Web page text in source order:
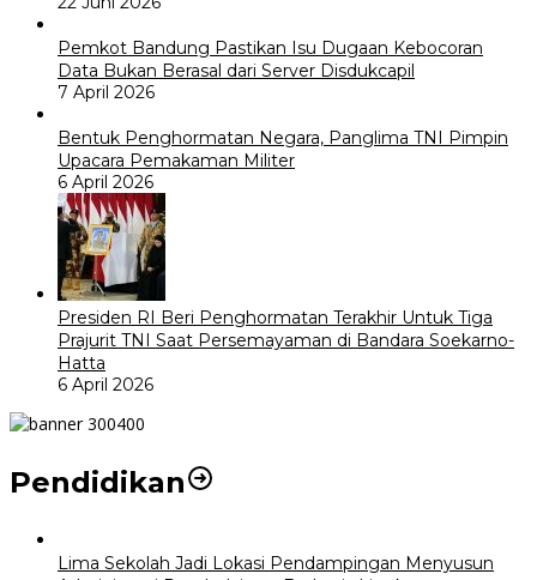
Pemkot Bandung Pastikan Isu Dugaan Kebocoran
Data Bukan Berasal dari Server Disdukcapil
7 April 2026
Bentuk Penghormatan Negara, Panglima TNI Pimpin
Upacara Pemakaman Militer
6 April 2026
Presiden RI Beri Penghormatan Terakhir Untuk Tiga
Prajurit TNI Saat Persemayaman di Bandara Soekarno-
Hatta
6 April 2026
Pendidikan
Lima Sekolah Jadi Lokasi Pendampingan Menyusun